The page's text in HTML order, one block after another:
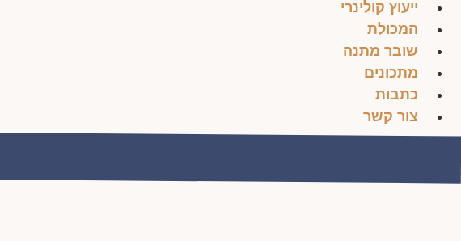
ייעוץ קולינרי
המכולת
שובר מתנה
מתכונים
כתבות
צור קשר